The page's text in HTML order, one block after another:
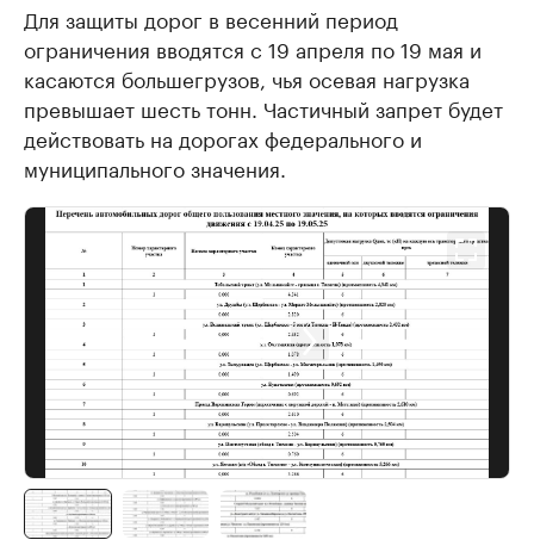
Для защиты дорог в весенний период
ограничения вводятся с 19 апреля по 19 мая и
касаются большегрузов, чья осевая нагрузка
превышает шесть тонн. Частичный запрет будет
действовать на дорогах федерального и
муниципального значения.